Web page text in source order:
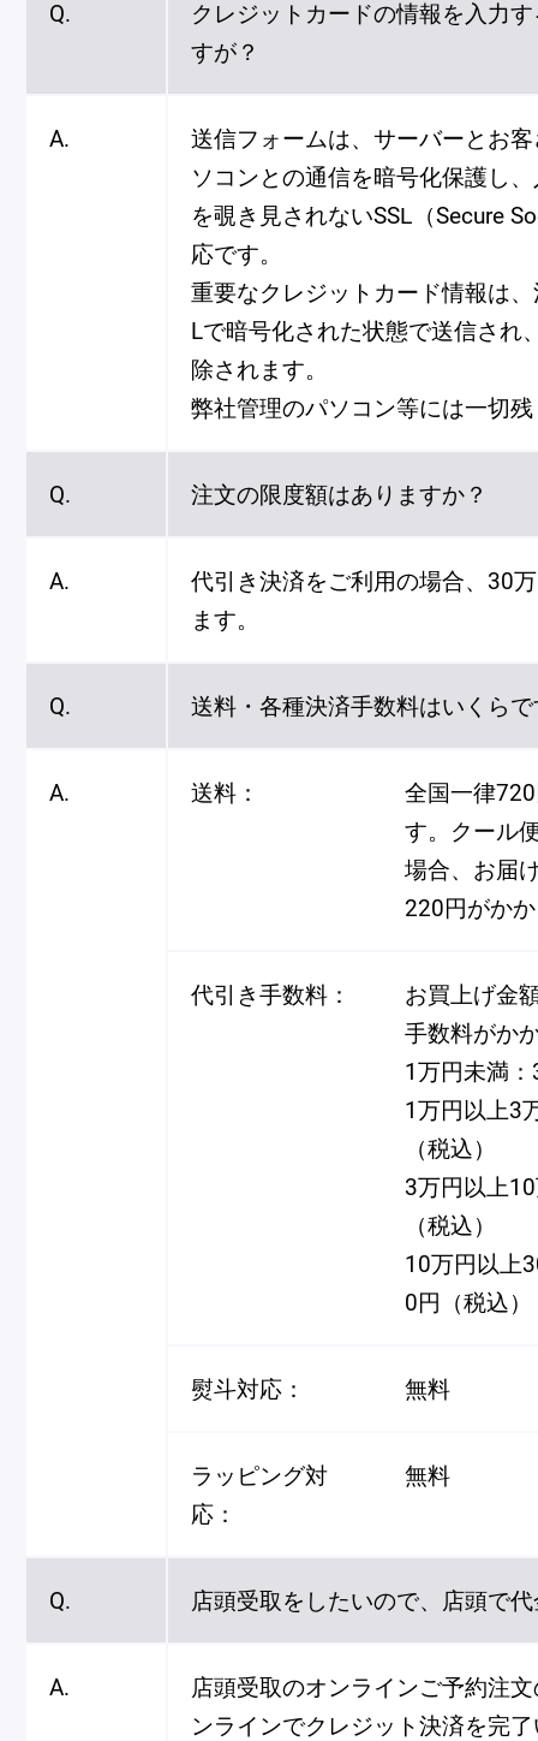
Q.
クレジットカードの情報を入力
すが？
A.
送信フォームは、サーバーとお
ソコンとの通信を暗号化保護し
を覗き見されないSSL（Secure
応です。
重要なクレジットカード情報は
Lで暗号化された状態で送信され
除されます。
弊社管理のパソコン等には一切
Q. 注文の限度額はありますか？
A.
代引き決済をご利用の場合、30
ます。
Q. 送料・各種決済手数料はいくら
A. 送料：
全国一律
す。クール
場合、お届
220円がか
代引き手数料：
お買上げ金
手数料がか
1万円未満
1万円以上3
（税込）
3万円以上
（税込）
10万円以上
0円（税込）
熨斗対応： 無料
ラッピング対
応：
無料
Q. 店頭受取をしたいので、店頭で
A.
店頭受取のオンラインご予約注
ンラインでクレジット決済を完